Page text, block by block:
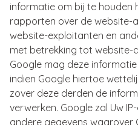
informatie om bij te houden
rapporten over de website-
website-exploitanten en
met betrekking tot website-
Google mag deze
indien Google hiertoe
zover deze derden de
verwerken. Google zal Uw
andere gegevens waarover